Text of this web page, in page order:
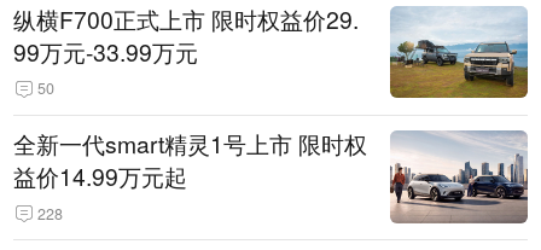
纵横F700正式上市 限时权益价29.
99万元-33.99万元
50
全新一代smart精灵1号上市 限时权
益价14.99万元起
228